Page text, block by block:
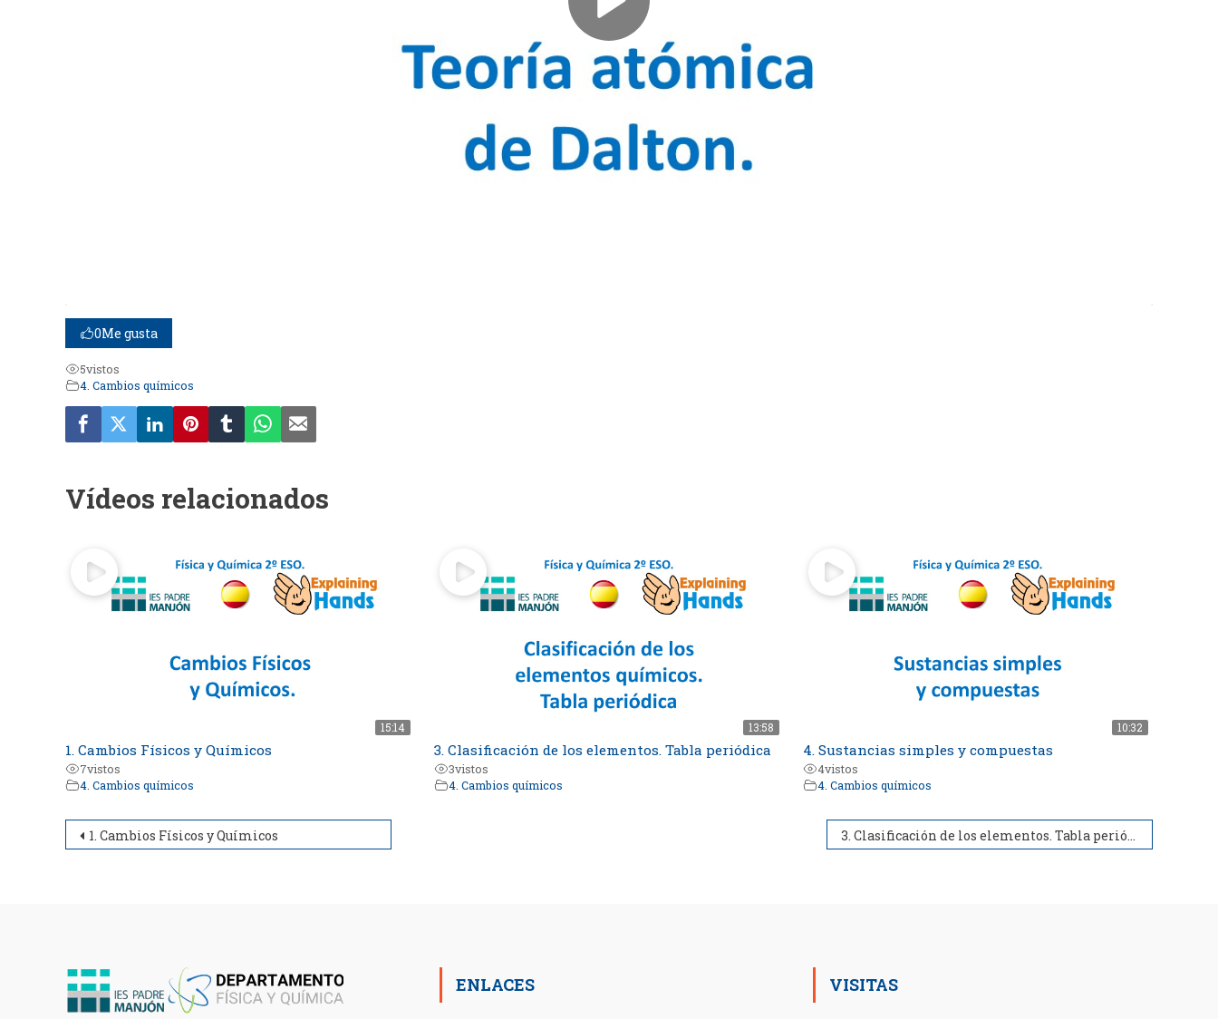
0Me gusta
5vistos
4. Cambios químicos
Vídeos relacionados
15:14
1. Cambios Físicos y Químicos
7vistos
4. Cambios químicos
13:58
3. Clasificación de los elementos. Tabla periódica
3vistos
4. Cambios químicos
10:32
4. Sustancias simples y compuestas
4vistos
4. Cambios químicos
Navegación
1. Cambios Físicos y Químicos 3. Clasificación de los elementos. Tabla periódica
ENLACES VISITAS